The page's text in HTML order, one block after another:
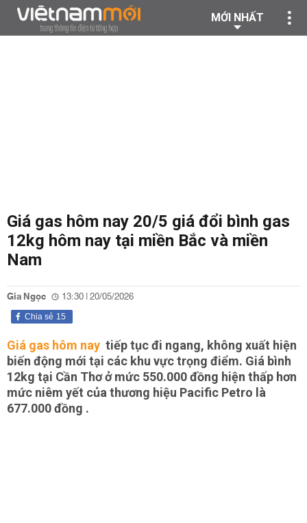
MỚI NHẤT
Giá gas hôm nay 20/5 giá đổi bình gas
12kg hôm nay tại miền Bắc và miền
Nam
Gia Ngọc 13:30 | 20/05/2026
15
Chia sẻ
Giá gas hôm nay tiếp tục đi ngang, không xuất hiện
biến động mới tại các khu vực trọng điểm. Giá bình
12kg tại Cần Thơ ở mức 550.000 đồng hiện thấp hơn
mức niêm yết của thương hiệu Pacific Petro là
677.000 đồng .